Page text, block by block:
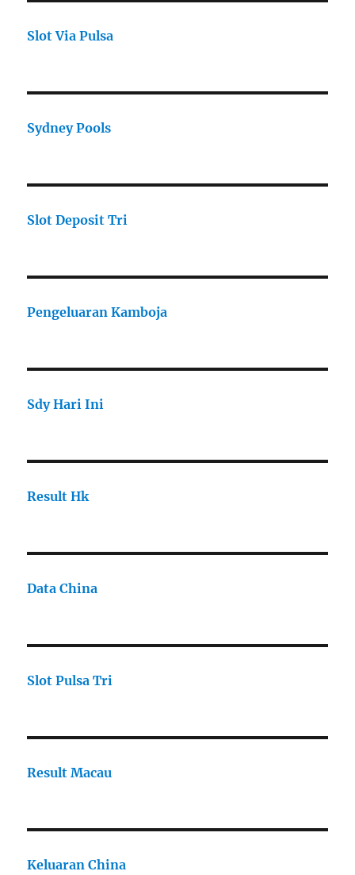
Slot Via Pulsa
Sydney Pools
Slot Deposit Tri
Pengeluaran Kamboja
Sdy Hari Ini
Result Hk
Data China
Slot Pulsa Tri
Result Macau
Keluaran China